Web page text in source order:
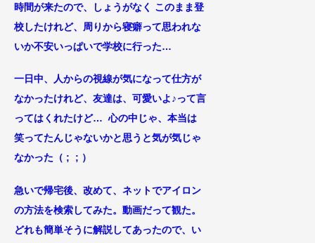
時間が来たので、しょうがなく このまま登
校したけれど、周りから寝癖って思われな
いか不安いっぱいで学校に行った…
一日中、人からの視線が気になって仕方が
なかったけれど、友達は、可愛いよ♪って言
ってはくれたけど… 心の中じゃ、本当は
笑ってたんじゃないかと思うと気が気じゃ
なかった（ ; ; ）
急いで帰宅後、改めて、ネットでアイロン
の方法を検索してみた。動画だって観た。
どれも簡単そうに解説してあったので、い